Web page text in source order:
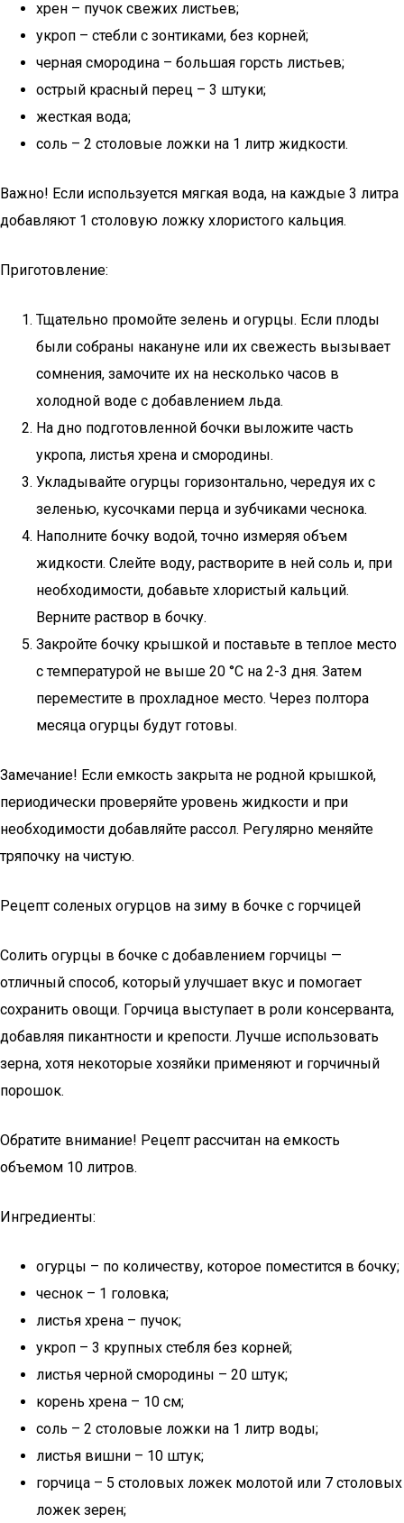
хрен – пучок свежих листьев;
укроп – стебли с зонтиками, без корней;
черная смородина – большая горсть листьев;
острый красный перец – 3 штуки;
жесткая вода;
соль – 2 столовые ложки на 1 литр жидкости.
Важно! Если используется мягкая вода, на каждые 3 литра
добавляют 1 столовую ложку хлористого кальция.
Приготовление:
Тщательно промойте зелень и огурцы. Если плоды
были собраны накануне или их свежесть вызывает
сомнения, замочите их на несколько часов в
холодной воде с добавлением льда.
На дно подготовленной бочки выложите часть
укропа, листья хрена и смородины.
Укладывайте огурцы горизонтально, чередуя их с
зеленью, кусочками перца и зубчиками чеснока.
Наполните бочку водой, точно измеряя объем
жидкости. Слейте воду, растворите в ней соль и, при
необходимости, добавьте хлористый кальций.
Верните раствор в бочку.
Закройте бочку крышкой и поставьте в теплое место
с температурой не выше 20 °С на 2-3 дня. Затем
переместите в прохладное место. Через полтора
месяца огурцы будут готовы.
Замечание! Если емкость закрыта не родной крышкой,
периодически проверяйте уровень жидкости и при
необходимости добавляйте рассол. Регулярно меняйте
тряпочку на чистую.
Рецепт соленых огурцов на зиму в бочке с горчицей
Солить огурцы в бочке с добавлением горчицы —
отличный способ, который улучшает вкус и помогает
сохранить овощи. Горчица выступает в роли консерванта,
добавляя пикантности и крепости. Лучше использовать
зерна, хотя некоторые хозяйки применяют и горчичный
порошок.
Обратите внимание! Рецепт рассчитан на емкость
объемом 10 литров.
Ингредиенты:
огурцы – по количеству, которое поместится в бочку;
чеснок – 1 головка;
листья хрена – пучок;
укроп – 3 крупных стебля без корней;
листья черной смородины – 20 штук;
корень хрена – 10 см;
соль – 2 столовые ложки на 1 литр воды;
листья вишни – 10 штук;
горчица – 5 столовых ложек молотой или 7 столовых
ложек зерен;